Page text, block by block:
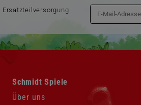
Navigation
überspringen
Schmidt Spiele
Über uns